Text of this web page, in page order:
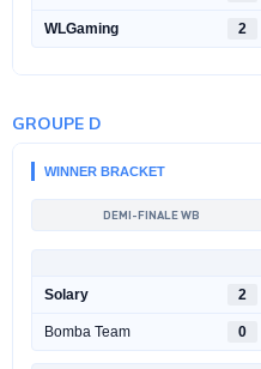
WLGaming 2
GROUPE D
WINNER BRACKET
DEMI-FINALE WB
Solary 2
Bomba Team 0